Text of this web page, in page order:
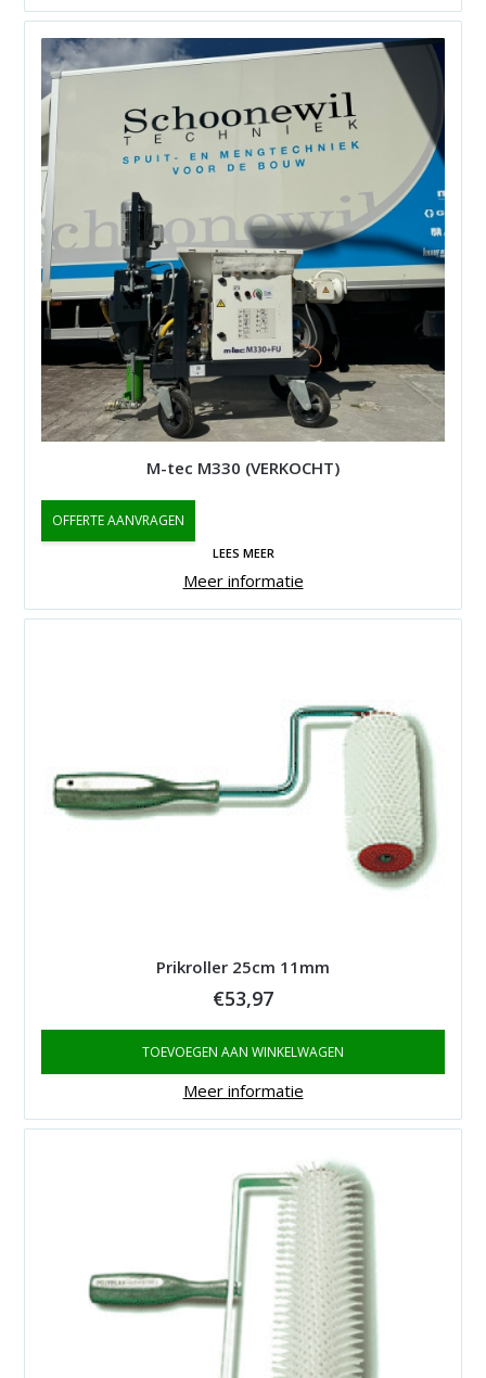
M-tec M330 (VERKOCHT)
OFFERTE AANVRAGEN
LEES MEER
Meer informatie
Prikroller 25cm 11mm
€53,97
TOEVOEGEN AAN WINKELWAGEN
Meer informatie